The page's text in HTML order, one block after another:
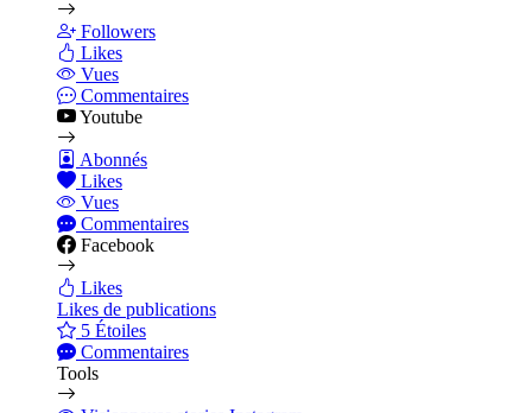
Followers
Likes
Vues
Commentaires
Youtube
Abonnés
Likes
Vues
Commentaires
Facebook
Likes
Likes de publications
5 Étoiles
Commentaires
Tools